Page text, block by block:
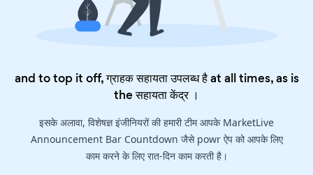
and to top it off, ग्राहक सहायता उपलब्ध है at all times, as is
theसहायता केंद्र।
इसके अलावा, विशेषज्ञ इंजीनियरों की हमारी टीम आपके MarketLive
Announcement Bar Countdown जैसे powr ऐप को आपके लिए
काम करने के लिए रात-दिन काम करती है।